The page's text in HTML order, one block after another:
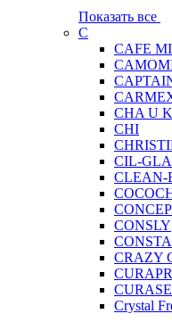
Показать все
C
CAFE
CHA U
CHI
CIL-
CLEAN-
CONSLY
CRAZY
Crystal